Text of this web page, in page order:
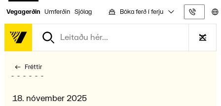
Vegagerðin Umferðin Sjólag Bóka ferð í ferju
Fréttir
18. nóvember 2025